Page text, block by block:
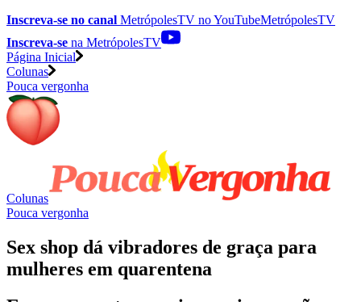
Inscreva-se no canal MetrópolesTV noYouTubeMetrópolesTV
Inscreva-se na MetrópolesTV
Página Inicial
Colunas
Pouca vergonha
Colunas
Pouca vergonha
Sex shop dá vibradores de graça para
mulheres em quarentena